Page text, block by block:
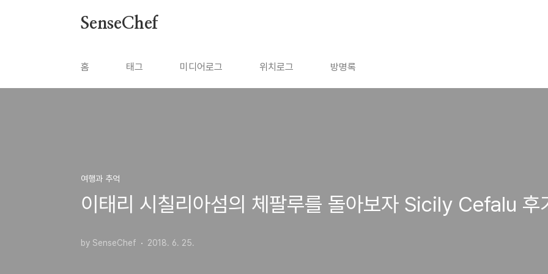
SenseChef
홈 태그 미디어로그 위치로그 방명록
여행과 추억
이태리 시칠리아섬의 체팔루를 돌아보자 Sicily Cefalu 후
by SenseChef 2018. 6. 25.